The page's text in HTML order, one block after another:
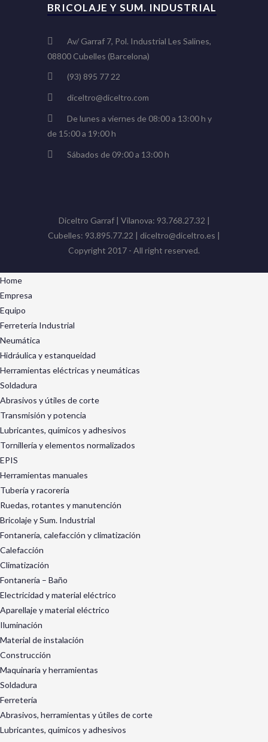
BRICOLAJE Y SUM. INDUSTRIAL
Av/ Garraf 7, Pol. Industrial Les Salines,
08800 Cubelles (Barcelona)
(93) 895 77 22
diceltro@diceltro.com
De lunes a viernes de 08:00 a 13:00 h y
de 15:00 a 19:00 h
Sábados de 09:00 a 13:00 h
Diceltro Garraf | Vilanova: 93.768.27.32 |
Cubelles: 93.895.77.22 | diceltro@diceltro.es |
Copyright 2017 - All right reserved.
Home
Empresa
Equipo
Ferretería Industrial
Neumática
Hidráulica y estanqueidad
Herramientas eléctricas y neumáticas
Soldadura
Abrasivos y útiles de corte
Transmisión y potencia
Lubricantes, químicos y adhesivos
Tornillería y elementos normalizados
EPIS
Herramientas manuales
Tubería y racorería
Ruedas, rotantes y manutención
Bricolaje y Sum. Industrial
Fontanería, calefacción y climatización
Calefacción
Climatización
Fontanería – Baño
Electricidad y material eléctrico
Aparellaje y material eléctrico
Iluminación
Material de instalación
Construcción
Maquinaria y herramientas
Soldadura
Ferretería
Abrasivos, herramientas y útiles de corte
Lubricantes, químicos y adhesivos